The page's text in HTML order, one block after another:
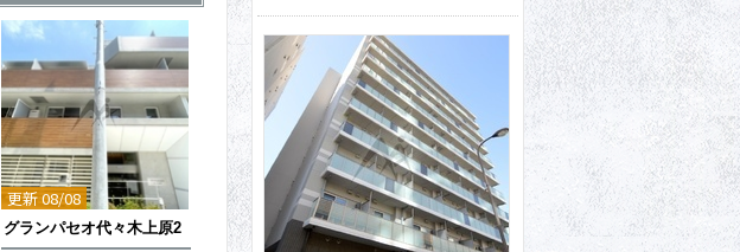
更新 08/08
グランパセオ代々木上原2